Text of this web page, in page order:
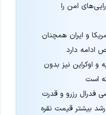
امن را
و ایران همچنان
دارد
و اوکراین نیز بدون
است
فدرال رزرو و قدرت
رشد بیشتر قیمت نقره